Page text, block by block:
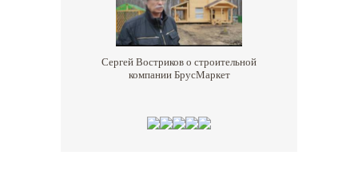
Сергей Востриков о строительной
компании БрусМаркет